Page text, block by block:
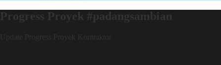
Progress Proyek #padangsambian